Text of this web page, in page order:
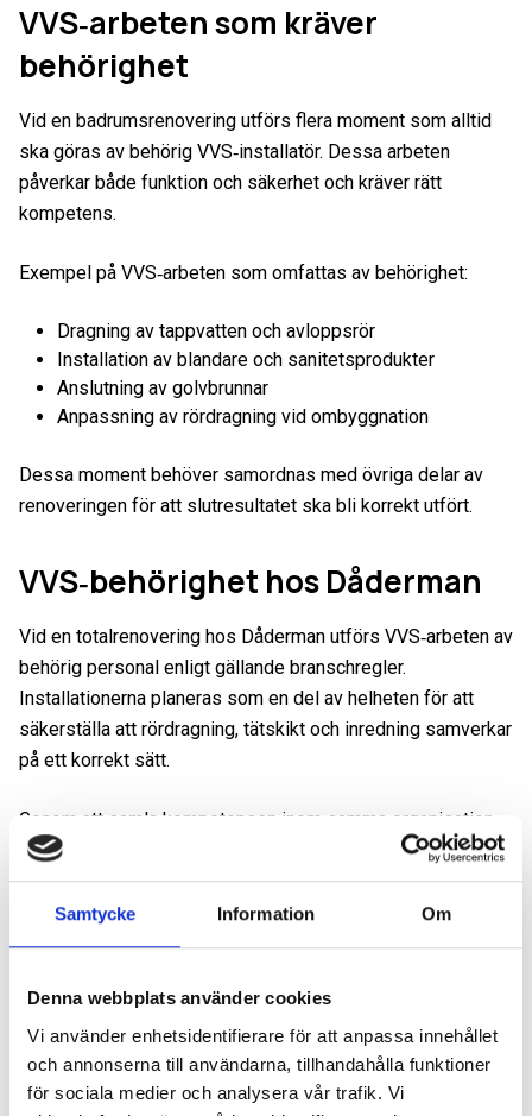
Samtycke Information Om
Denna webbplats använder cookies
Vi använder enhetsidentifierare för att anpassa innehållet
och annonserna till användarna, tillhandahålla funktioner
för sociala medier och analysera vår trafik. Vi
VVS‑arbeten som kräver
behörighet
Vid en badrumsrenovering utförs flera moment som alltid
ska göras av behörig VVS‑installatör. Dessa arbeten
påverkar både funktion och säkerhet och kräver rätt
kompetens.
Exempel på VVS‑arbeten som omfattas av behörighet:
Dragning av tappvatten och avloppsrör
Installation av blandare och sanitetsprodukter
Anslutning av golvbrunnar
Anpassning av rördragning vid ombyggnation
Dessa moment behöver samordnas med övriga delar av
renoveringen för att slutresultatet ska bli korrekt utfört.
VVS‑behörighet hos Dåderman
Vid en totalrenovering hos Dåderman utförs VVS‑arbeten av
behörig personal enligt gällande branschregler.
Installationerna planeras som en del av helheten för att
säkerställa att rördragning, tätskikt och inredning samverkar
på ett korrekt sätt.
Genom att samla kompetensen inom samma organisation
skapas kontroll över hela processen. Det ger tydliga
ansvarsområden och gör det möjligt att dokumentera
arbetet enligt de krav som ställs vid våtrumsrenoveringar.
Dokumentation och
kvalitetssäkring
När VVS‑arbeten utförs enligt Säker Vatten kan korrekt